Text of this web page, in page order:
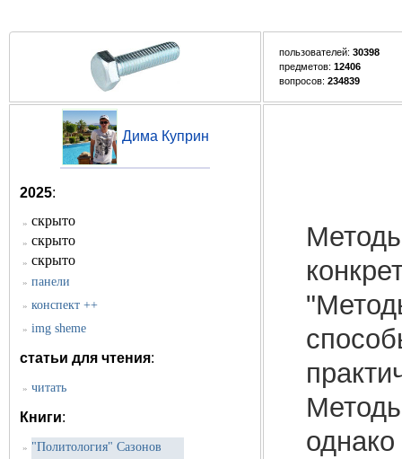
пользователей: 30398
предметов: 12406
вопросов: 234839
Дима Куприн
2025:
» скрыто
» скрыто
» скрыто
» панели
» конспект ++
» img sheme
статьи для чтения:
» читать
Книги:
» "Политология" Сазонов